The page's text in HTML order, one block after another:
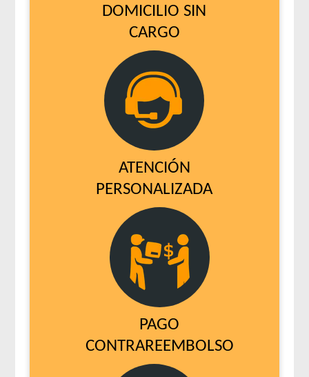
DOMICILIO SIN
CARGO
ATENCIÓN
PERSONALIZADA
PAGO
CONTRAREEMBOLSO